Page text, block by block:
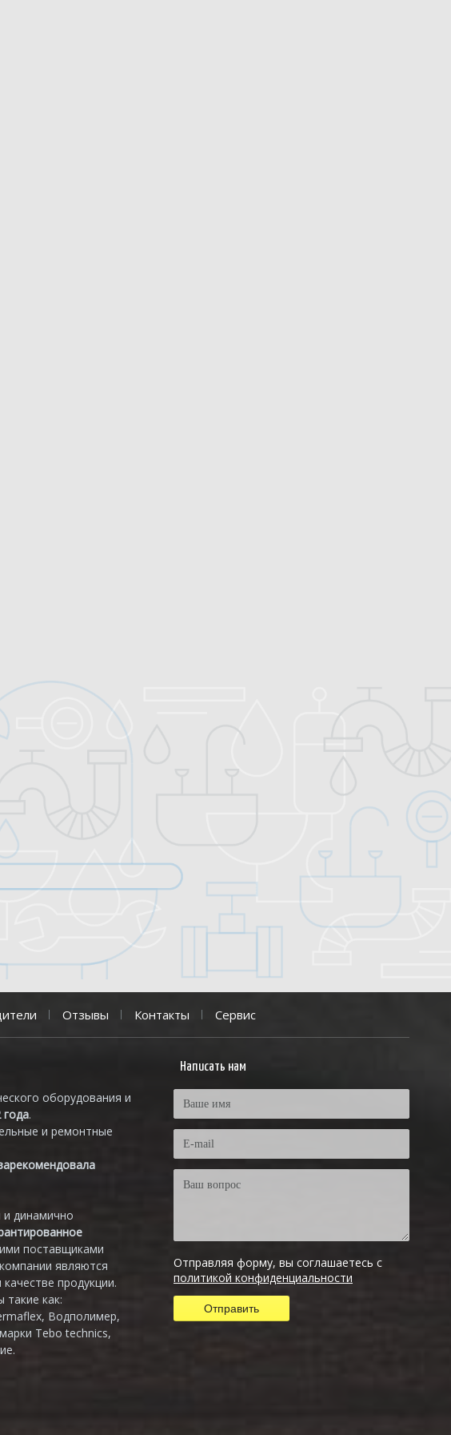
Отзывы Контакты Сервис
оборудования и
года.
и ремонтные
и динамично
поставщиками
являются
продукции.
как:
Водполимер,
Tebo technics,
Написать нам
Отправляя форму, вы соглашаетесь с
политикой конфиденциальности